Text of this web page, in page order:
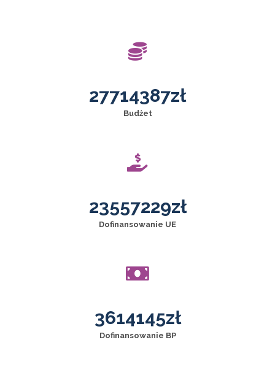
27714387zł
Budżet
23557229zł
Dofinansowanie UE
3614145zł
Dofinansowanie BP